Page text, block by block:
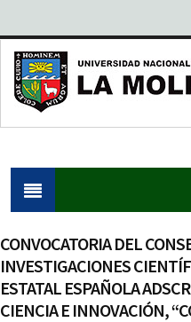
CONVOCATORIA DEL
INVESTIGACIONES
ESTATAL ESPAÑOLA
CIENCIA E INNOVACIÓN,